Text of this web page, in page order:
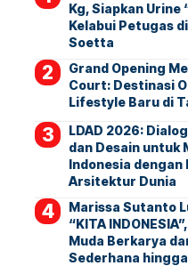
Kg, Siapkan Urine
Kelabui Petugas
Soetta
Grand Opening
Court: Destinasi
Lifestyle Baru di
LDAD 2026:
dan Desain untuk
Indonesia dengan
Arsitektur Dunia
Marissa Sutanto
“KITA
Muda Berkarya
Sederhana